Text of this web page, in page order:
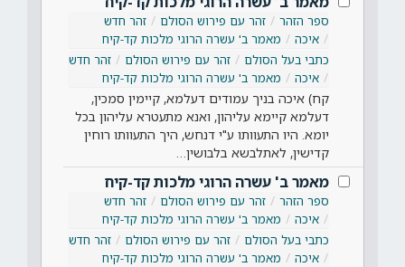
ספר הזהר זהר עם פירוש הסולם
זהר חדש
איכה
מאמר ב' עשרה הרוגי מלכות קד-קיח
כתבי בעל הסולם
זהר עם פירוש הסולם
זהר חדש
איכה
מאמר ב' עשרה הרוגי מלכות קד-קיח
קח) איכה בניך עמודים דעלמא, קיימין סמכין,
דעלמא קיימא עליהון, ואנא מתעטרא עליהון בכל
יומא. היו התעוותו ע"י דנחש, היך התעוותו רוחין
קדישין, לאתלבשא בלבושין…
מאמר ב' עשרה הרוגי מלכות קד-קיח
ספר הזהר זהר עם פירוש הסולם
זהר חדש
איכה
מאמר ב' עשרה הרוגי מלכות קד-קיח
כתבי בעל הסולם
זהר עם פירוש הסולם
זהר חדש
איכה
מאמר ב' עשרה הרוגי מלכות קד-קיח